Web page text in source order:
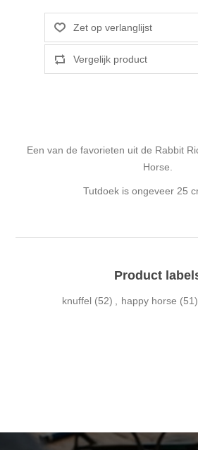
Een van de favorieten uit de Rabbit
Horse.
Tutdoek is ongeveer 25
Product
knuffel (52) happy horse (51)